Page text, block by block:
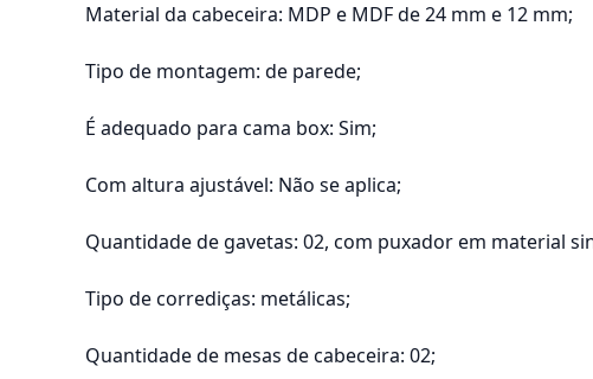
Material da cabeceira: MDP e MDF de 24 mm e 12 mm;
Tipo de montagem: de parede;
É adequado para cama box: Sim;
Com altura ajustável: Não se aplica;
Quantidade de gavetas: 02, com puxador em material
Tipo de corrediças: metálicas;
Quantidade de mesas de cabeceira: 02;